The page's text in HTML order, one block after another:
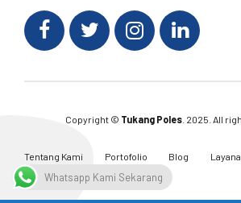
Copyright © Tukang Poles. 2025. All
Tentang Kami Portofolio Blog
Kontak Kami
Whatsapp Kami Sekarang